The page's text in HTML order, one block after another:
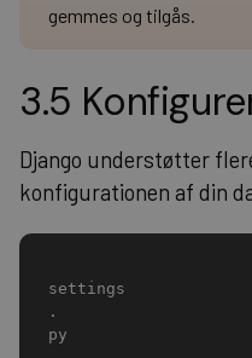
gemmes og tilgås.
3.5
Django understøtter
konfigurationen af din
settings
.
py